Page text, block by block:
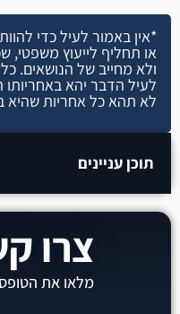
*אין באמור לעיל כדי
או תחליף לייעוץ משפטי,
ולא מחייב של הנושאים.
לעיל הדבר יהא
לא תהא כל אחריות שהיא
תוכן עניינים
צרו
מלאו את